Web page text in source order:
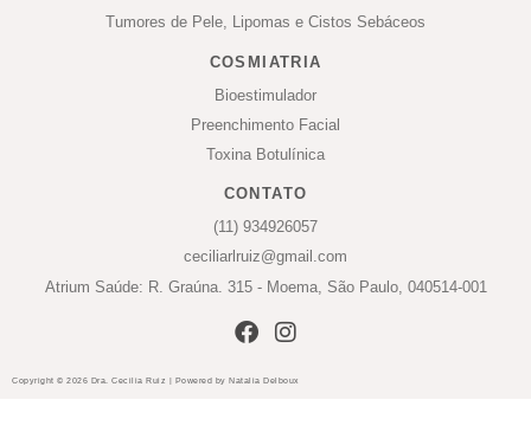
Tumores de Pele, Lipomas e Cistos Sebáceos
COSMIATRIA
Bioestimulador
Preenchimento Facial
Toxina Botulínica
CONTATO
(11) 934926057
ceciliarlruiz@gmail.com
Atrium Saúde: R. Graúna. 315 - Moema, São Paulo, 040514-001
Copyright © 2026 Dra. Cecilia Ruiz | Powered by Natalia Delboux